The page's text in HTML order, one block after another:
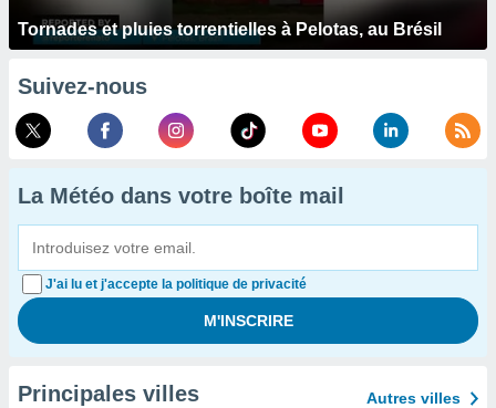
Tornades et pluies torrentielles à Pelotas, au Brésil
Suivez-nous
La Météo dans votre boîte mail
J'ai lu et j'accepte la politique de privacité
Principales villes Autres villes